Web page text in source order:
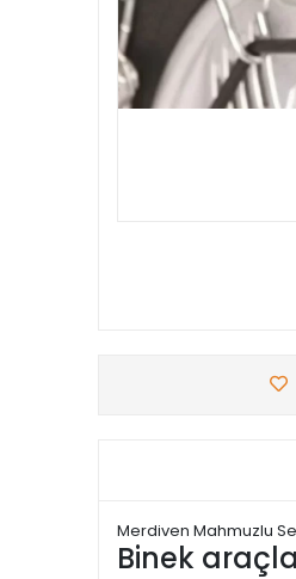
Merdiven Mahmuzlu
Binek